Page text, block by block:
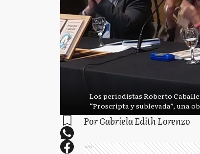
Los periodistas Roberto
“Proscripta y sublevada”, una
Por Gabriela Edith Lorenzo
Ads